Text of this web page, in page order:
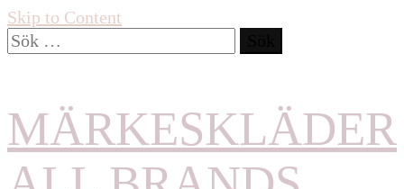
Skip to Content
Sök
efter:
MÄRKESKLÄDER